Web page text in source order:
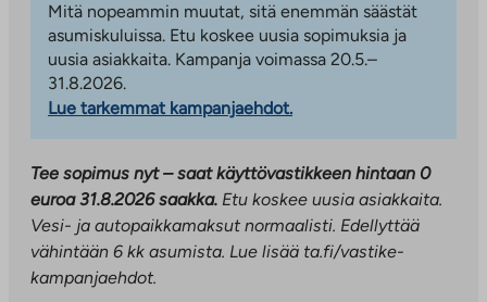
Mitä nopeammin muutat, sitä enemmän säästät
asumiskuluissa. Etu koskee uusia sopimuksia ja
uusia asiakkaita. Kampanja voimassa 20.5.–
31.8.2026.
Lue tarkemmat kampanjaehdot.
Tee sopimus nyt – saat käyttövastikkeen hintaan 0
euroa 31.8.2026 saakka. Etu koskee uusia asiakkaita.
Vesi- ja autopaikkamaksut normaalisti. Edellyttää
vähintään 6 kk asumista. Lue lisää ta.fi/vastike-
kampanjaehdot.